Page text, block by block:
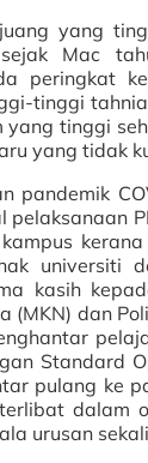
yang
sejak Mac
peringkat
tinggi
yang tinggi
yang tidak
pandemik
pelaksanaan
universiti
kasih
(MKN) dan
Standard
pulang ke
dalam
urusan